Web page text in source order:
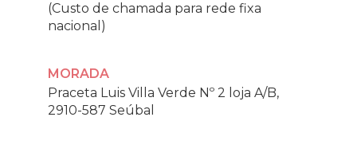
(Custo de chamada para rede fixa
nacional)
MORADA
Praceta Luis Villa Verde Nº 2 loja A/B,
2910-587 Seúbal